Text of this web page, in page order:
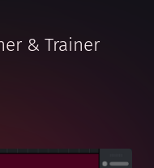
& Trainer